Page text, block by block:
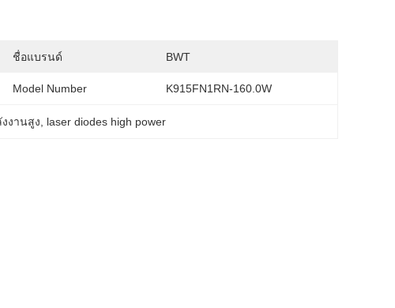
ชื่อแบรนด์ BWT
Model Number K915FN1RN-160.0W
งานสูง laser diodes high power